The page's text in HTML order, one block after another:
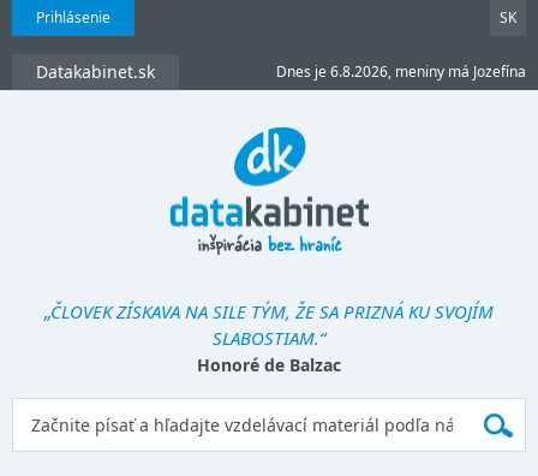
Prihlásenie SK
Datakabinet.sk Dnes je 6.8.2026, meniny má Jozefína
„ČLOVEK ZÍSKAVA NA SILE TÝM, ŽE SA PRIZNÁ KU SVOJÍM
SLABOSTIAM.“
Honoré de Balzac